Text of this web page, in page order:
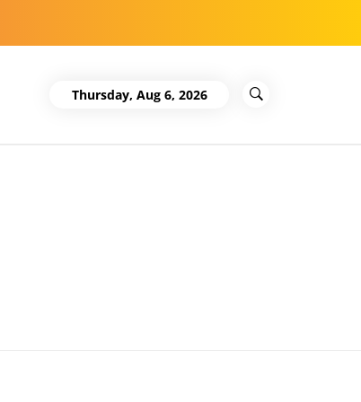
Thursday, Aug 6, 2026